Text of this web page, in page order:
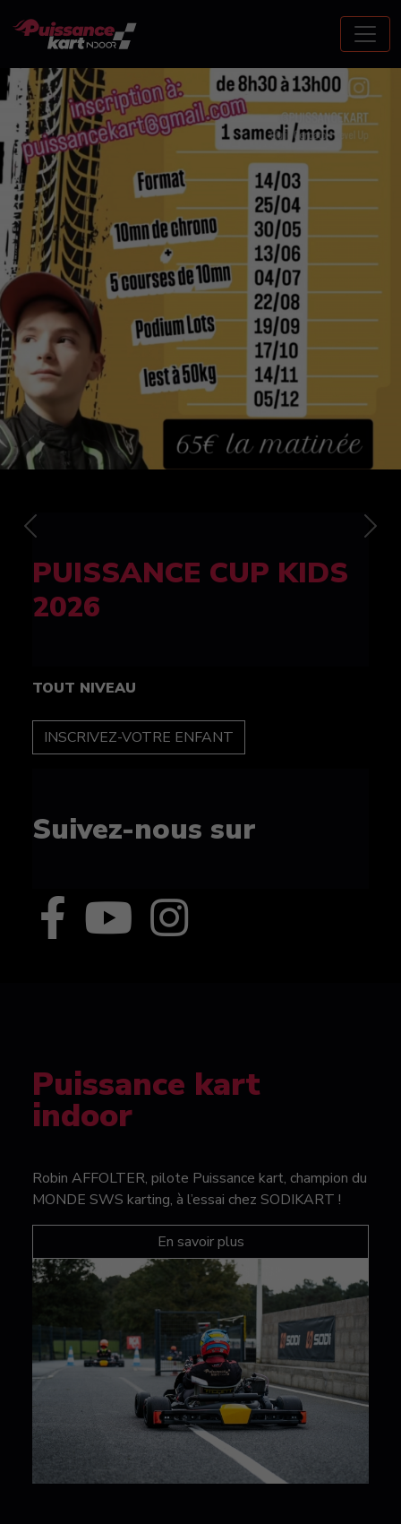
FELINE CUP 100%
féminine
TOUT NIVEAU
INSCRIPTION
Suivez-nous sur
Previous Next
Puissance kart
indoor
Robin AFFOLTER, pilote Puissance kart, champion du
MONDE SWS karting, à l’essai chez SODIKART !
En savoir plus